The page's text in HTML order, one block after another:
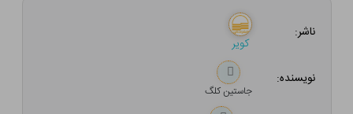
ناشر:
کویر
نویسنده:
جاستین کلگ